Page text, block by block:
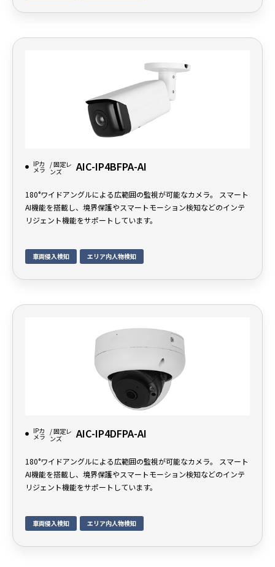
IPカ
メラ
/ 固定レ
ンズ
AIC-IP4BFPA-AI
180°ワイドアングルによる広範囲の監視が可能なカメラ。 スマート
AI機能を搭載し、境界保護やスマートモーション検知などのインテ
リジェント機能をサポートしています。
車両侵入検知 エリア内人物検知
IPカ
メラ
/ 固定レ
ンズ
AIC-IP4DFPA-AI
180°ワイドアングルによる広範囲の監視が可能なカメラ。 スマート
AI機能を搭載し、境界保護やスマートモーション検知などのインテ
リジェント機能をサポートしています。
車両侵入検知 エリア内人物検知